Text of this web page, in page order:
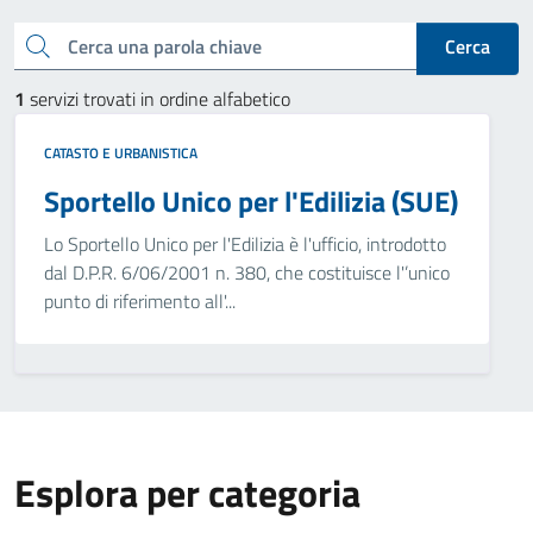
Cerca una parola chiave
Cerca
1 servizi trovati in ordine alfabetico
CATASTO E URBANISTICA
Sportello Unico per l'Edilizia (SUE)
Lo Sportello Unico per l'Edilizia è l'ufficio, introdotto
dal D.P.R. 6/06/2001 n. 380, che costituisce l'’unico
punto di riferimento all'...
Esplora per categoria